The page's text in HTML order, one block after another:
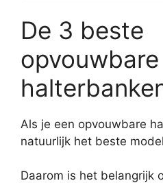
De 3 beste
opvouwbare
Als je een opvouwbare
natuurlijk het beste
Daarom is het belangrijk